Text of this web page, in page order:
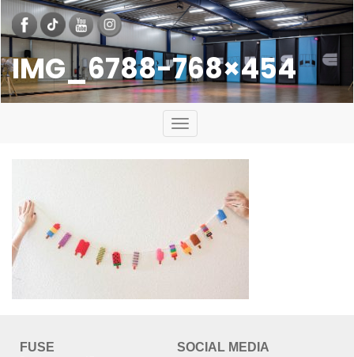
IMG_6788-768×454
Toggle
navigation
FUSE SOCIAL MEDIA